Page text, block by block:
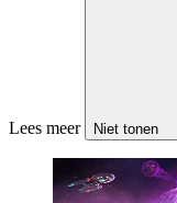
Lees meer Niet tonen